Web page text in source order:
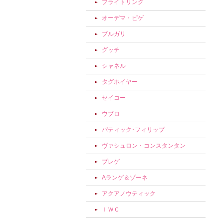
ブライトリング
オーデマ・ピゲ
ブルガリ
グッチ
シャネル
タグホイヤー
セイコー
ウブロ
パティック･フィリップ
ヴァシュロン・コンスタンタン
ブレゲ
Aランゲ＆ゾーネ
アクアノウティック
ＩＷＣ